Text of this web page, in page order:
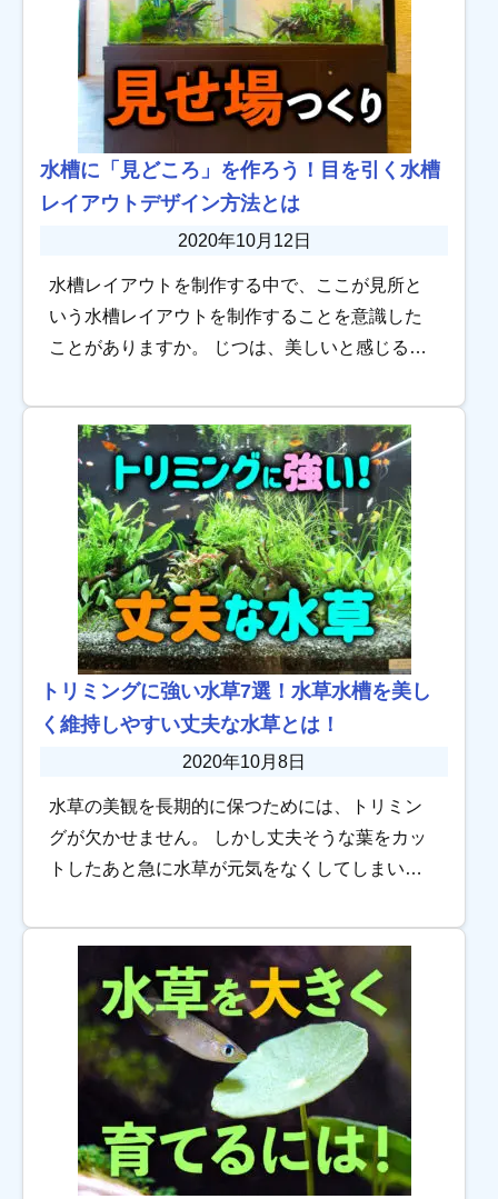
水槽に「見どころ」を作ろう！目を引く水槽
レイアウトデザイン方法とは
2020年10月12日
水槽レイアウトを制作する中で、ここが見所と
いう水槽レイアウトを制作することを意識した
ことがありますか。 じつは、美しいと感じる水
ていることが多いものです。 アクアリウム水槽
の見ど […]
トリミングに強い水草7選！水草水槽を美し
く維持しやすい丈夫な水草とは！
2020年10月8日
水草の美観を長期的に保つためには、トリミン
グが欠かせません。 しかし丈夫そうな葉をカッ
トしたあと急に水草が元気をなくしてしまい、
か？ 実はトリミングは多少なりとも水草にダメ
ージを与 […]